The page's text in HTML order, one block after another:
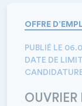
OFFRE
PUBLIÉ LE
DATE DE
OUVRIER